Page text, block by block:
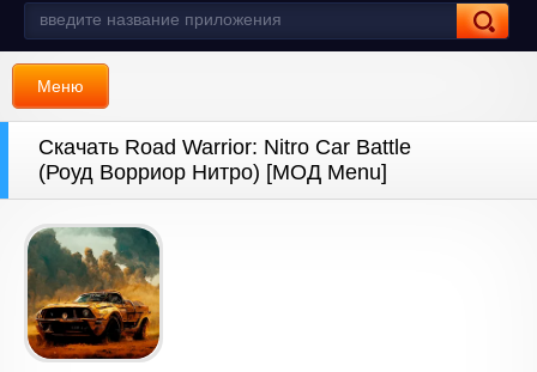
Меню
Скачать Road Warrior: Nitro Car Battle
(Роуд Ворриор Нитро) [МОД Menu]